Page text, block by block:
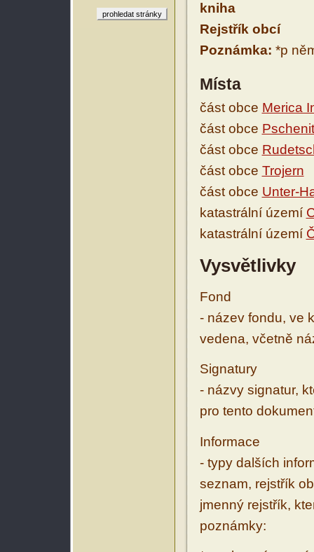
kniha
Rejstřík obcí
Poznámka: *p
Místa
část obce Merica
část obce
část obce
část obce Trojern
část obce Unter-
katastrální území
katastrální území
Vysvětlivky
Fond
- název fondu, ve
vedena, včetně
Signatury
- názvy signatur,
pro tento
Informace
- typy dalších
seznam, rejstřík
jmenný rejstřík,
poznámky: